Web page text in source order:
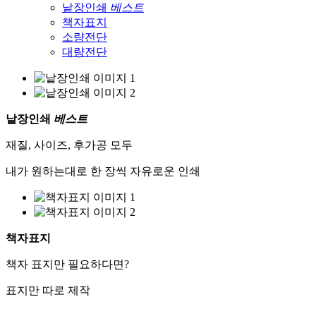
낱장인쇄 베스트
책자표지
소량전단
대량전단
낱장인쇄 베스트
재질, 사이즈, 후가공 모두
내가 원하는대로 한 장씩 자유로운 인쇄
책자표지
책자 표지만 필요하다면?
표지만 따로 제작